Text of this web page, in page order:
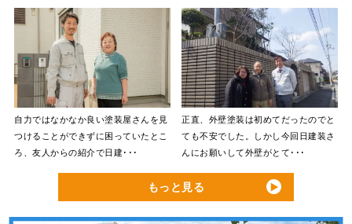
自力ではなかなか良い塗装屋さんを見
つけることができずに困っていたとこ
ろ、友人からの紹介で日建･･･
正直、外壁塗装は初めてだったのでと
ても不安でした。しかし今回日建装さ
んにお願いして外壁がとて･･･
もっと見る